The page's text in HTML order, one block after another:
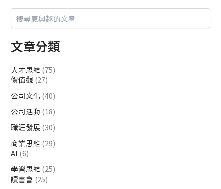
文章分類
人才思維 (75)
價值觀 (27)
公司文化 (40)
公司活動 (18)
職涯發展 (30)
商業思維 (29)
AI (6)
學習思維 (25)
讀書會 (25)